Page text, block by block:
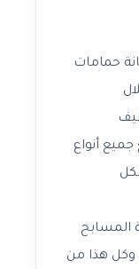
حمامات
أنواع
المسابح
وكل هذا من